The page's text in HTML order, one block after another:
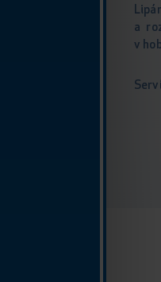
a
v